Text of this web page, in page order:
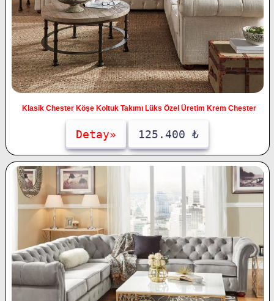
Klasik Chester Köşe Koltuk Takımı Lüks Özel Üretim Krem Chester
Detay» 125.400 ₺